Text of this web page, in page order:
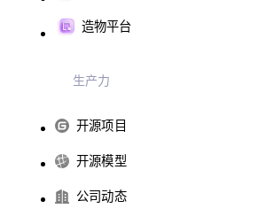
造物平台
生产力
开源项目
开源模型
公司动态